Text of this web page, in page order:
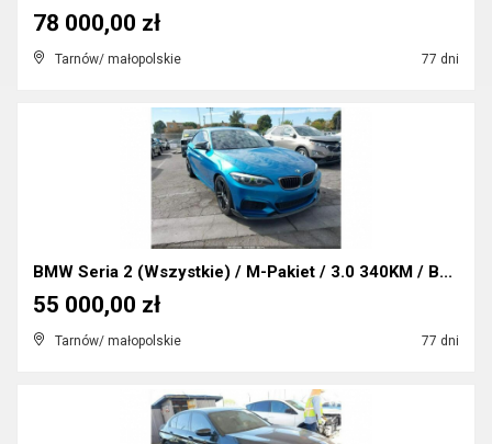
Tarnów/ małopolskie 77 dni
78 000,00 zł
BMW Seria 2 (Wszystkie) / M-Pakiet / 3.0 340KM / B...
Tarnów/ małopolskie 77 dni
55 000,00 zł